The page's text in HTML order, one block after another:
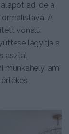
ad, de a
A
vonalú
lágyítja a
asztal
munkahely, ami